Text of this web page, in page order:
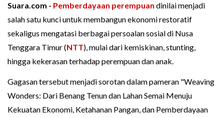
Suara.com - Pemberdayaan perempuan dinilai menjadi
salah satu kunci untuk membangun ekonomi restoratif
sekaligus mengatasi berbagai persoalan sosial di Nusa
Tenggara Timur (NTT), mulai dari kemiskinan, stunting,
hingga kekerasan terhadap perempuan dan anak.
Gagasan tersebut menjadi sorotan dalam pameran "Weaving
Wonders: Dari Benang Tenun dan Lahan Semai Menuju
Kekuatan Ekonomi, Ketahanan Pangan, dan Pemberdayaan